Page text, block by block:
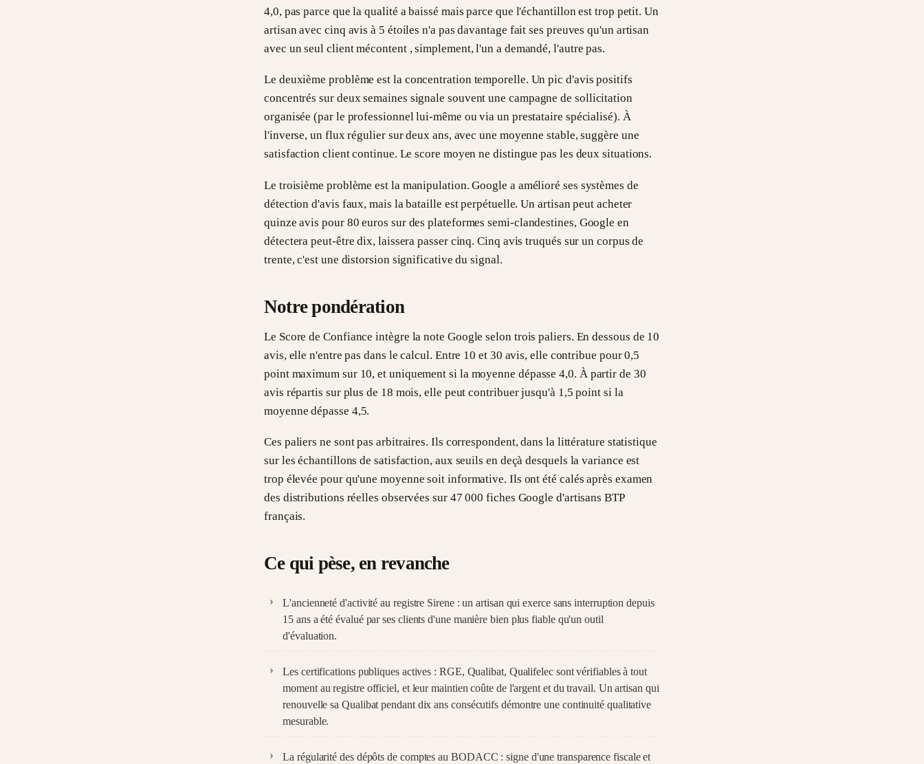
4,0, pas parce que la qualité a baissé mais parce que l'échantillon est trop petit. Un
artisan avec cinq avis à 5 étoiles n'a pas davantage fait ses preuves qu'un artisan
avec un seul client mécontent , simplement, l'un a demandé, l'autre pas.
Le deuxième problème est la concentration temporelle. Un pic d'avis positifs
concentrés sur deux semaines signale souvent une campagne de sollicitation
organisée (par le professionnel lui-même ou via un prestataire spécialisé). À
l'inverse, un flux régulier sur deux ans, avec une moyenne stable, suggère une
satisfaction client continue. Le score moyen ne distingue pas les deux situations.
Le troisième problème est la manipulation. Google a amélioré ses systèmes de
détection d'avis faux, mais la bataille est perpétuelle. Un artisan peut acheter
quinze avis pour 80 euros sur des plateformes semi-clandestines, Google en
détectera peut-être dix, laissera passer cinq. Cinq avis truqués sur un corpus de
trente, c'est une distorsion significative du signal.
Notre pondération
Le Score de Confiance intègre la note Google selon trois paliers. En dessous de 10
avis, elle n'entre pas dans le calcul. Entre 10 et 30 avis, elle contribue pour 0,5
point maximum sur 10, et uniquement si la moyenne dépasse 4,0. À partir de 30
avis répartis sur plus de 18 mois, elle peut contribuer jusqu'à 1,5 point si la
moyenne dépasse 4,5.
Ces paliers ne sont pas arbitraires. Ils correspondent, dans la littérature statistique
sur les échantillons de satisfaction, aux seuils en deçà desquels la variance est
trop élevée pour qu'une moyenne soit informative. Ils ont été calés après examen
des distributions réelles observées sur 47 000 fiches Google d'artisans BTP
français.
Ce qui pèse, en revanche
L'ancienneté d'activité au registre Sirene : un artisan qui exerce sans interruption depuis
15 ans a été évalué par ses clients d'une manière bien plus fiable qu'un outil
d'évaluation.
Les certifications publiques actives : RGE, Qualibat, Qualifelec sont vérifiables à tout
moment au registre officiel, et leur maintien coûte de l'argent et du travail. Un artisan qui
renouvelle sa Qualibat pendant dix ans consécutifs démontre une continuité qualitative
mesurable.
La régularité des dépôts de comptes au BODACC : signe d'une transparence fiscale et